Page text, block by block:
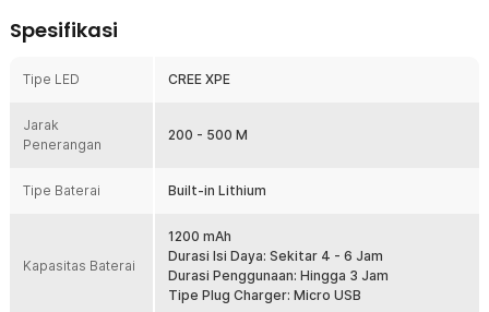
pencahayaan stabil dan hemat energi. Cahaya yang dihasilkan
melihat objek dari kejauhan. Sangat cocok digunakan saat camping,
patroli malam, memancing, maupun aktivitas luar ruangan lainnya.
optimal.
Senter LED ini dilengkapi tiga mode pencahayaan yang dapat dipilih
sesuai kondisi penggunaan. Mode terang cocok untuk penerangan
penggunaan lebih lama, sedangkan mode flash dapat dimanfaatkan
sebagai sinyal darurat. Fleksibilitas ini membuat senter lebih
fungsional dalam berbagai situasi. Pengoperasiannya juga mudah
hanya dengan satu tombol.
Spesifikasi
Tipe LED CREE XPE
Jarak
Penerangan
200 - 500 M
Tipe Baterai Built-in Lithium
Kapasitas Baterai
1200 mAh
Durasi Isi Daya: Sekitar 4 - 6 Jam
Durasi Penggunaan: Hingga 3 Jam
Tipe Plug Charger: Micro USB